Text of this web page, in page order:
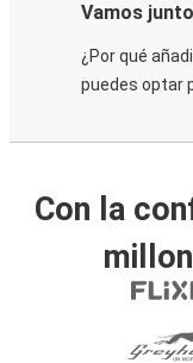
Vamos
¿Por qué
puedes optar
Con la